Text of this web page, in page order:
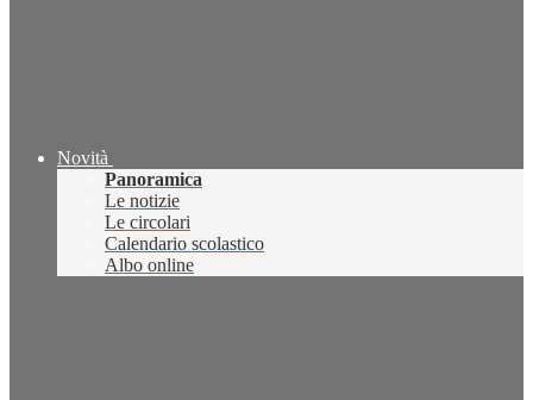
Novità
Panoramica
Le notizie
Le circolari
Calendario scolastico
Albo online